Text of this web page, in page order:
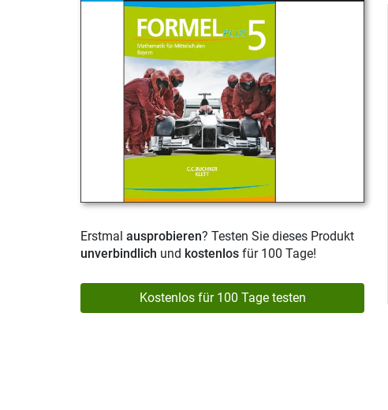
Erstmal ausprobieren? Testen Sie dieses Produkt
unverbindlich und kostenlos für 100 Tage!
Kostenlos für 100 Tage testen